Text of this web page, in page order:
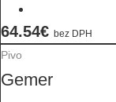
64.54€ bez DPH
Pivo
Gemer